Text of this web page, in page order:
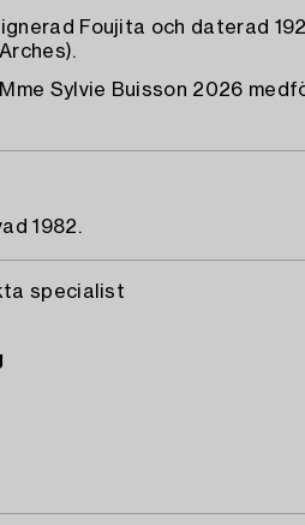
Foujita och daterad
Sylvie Buisson 2026
1982.
specialist